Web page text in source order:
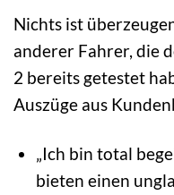
Nichts ist
anderer Fahrer, die
2 bereits getestet
Auszüge aus
„Ich bin total
bieten einen